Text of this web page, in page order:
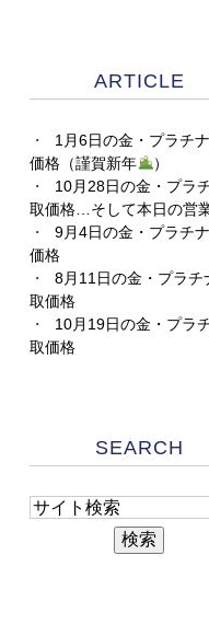
ARTICLE
1月6日の金・プラチ
価格（謹賀新年
）
10月28日の金・プラ
取価格…そして本日の営
9月4日の金・プラチ
価格
8月11日の金・プラチ
取価格
10月19日の金・プラ
取価格
SEARCH